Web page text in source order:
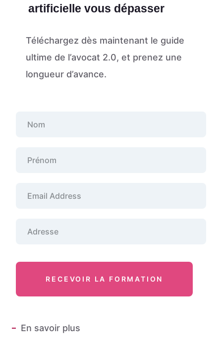
artificielle vous dépasser
Téléchargez dès maintenant le guide
ultime de l’avocat 2.0, et prenez une
longueur d’avance.
En savoir plus